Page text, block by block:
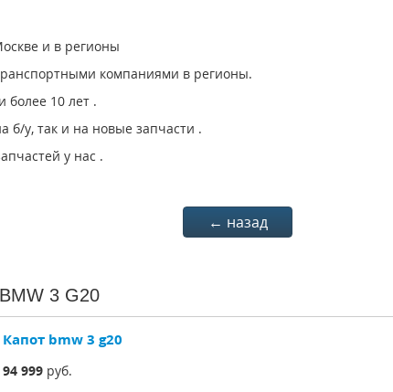
и в регионы
компаниями в регионы.
более 10 лет .
б/у, так и на новые запчасти .
у нас .
← назад
3 G20
Капот bmw 3 g20
94 999руб.